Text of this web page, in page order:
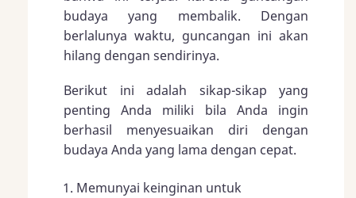
budaya yang membalik. Dengan
berlalunya waktu, guncangan ini akan
hilang dengan sendirinya.
Berikut ini adalah sikap-sikap yang
penting Anda miliki bila Anda ingin
berhasil menyesuaikan diri dengan
budaya Anda yang lama dengan cepat.
Memunyai keinginan untuk